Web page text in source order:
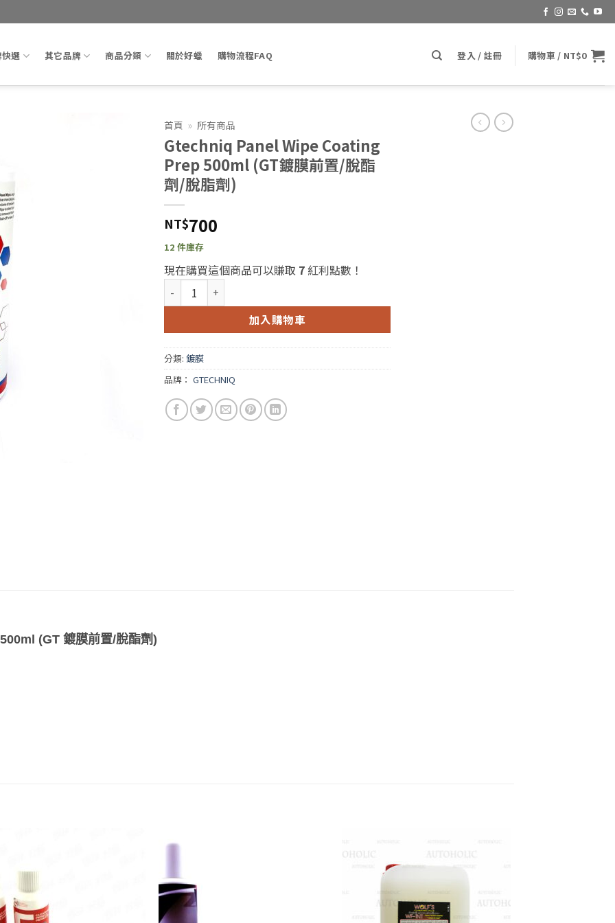
選 其它品牌 商品分類 關於好蠟 購物流程FAQ 登入 / 註冊 購物車 / NT$0
首頁 » 所有商品
Gtechniq Panel Wipe Coating
Prep 500ml (GT鍍膜前置/脫酯
劑/脫脂劑)
NT$700
12 件庫存
現在購買這個商品可以賺取 7紅利點數！
Gtechniq Panel Wipe Coating Prep 500ml (GT鍍膜前置/脫酯劑/脫脂劑) 數量
加入購物車
分類: 鍍膜
品牌： GTECHNIQ
(GT 鍍膜前置/脫酯劑)